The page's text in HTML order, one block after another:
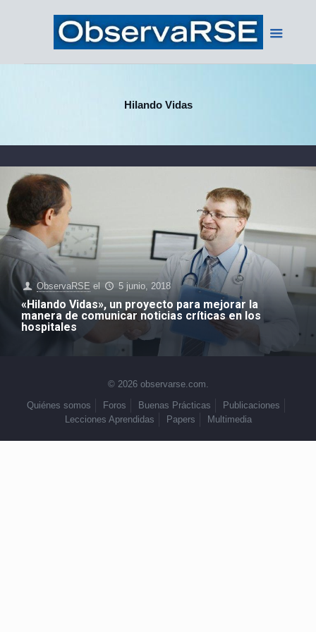
Hilando Vidas
ObservaRSE el 5 junio, 2018
«Hilando Vidas», un proyecto para mejorar la
manera de comunicar noticias críticas en los
hospitales
© 2026 observarse.com.
Quiénes somos
Foros Buenas Prácticas
Publicaciones
Lecciones Aprendidas
Papers Multimedia